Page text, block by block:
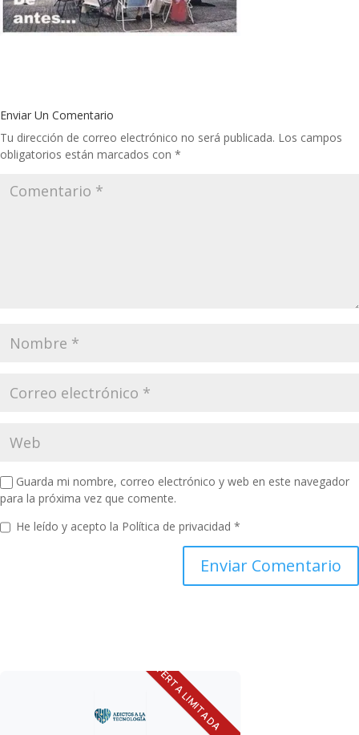
Enviar Un Comentario
Tu dirección de correo electrónico no será publicada. Los campos
obligatorios están marcados con *
Guarda mi nombre, correo electrónico y web en este navegador
para la próxima vez que comente.
He leído y acepto la Política de privacidad *
OFERTA LIMITADA